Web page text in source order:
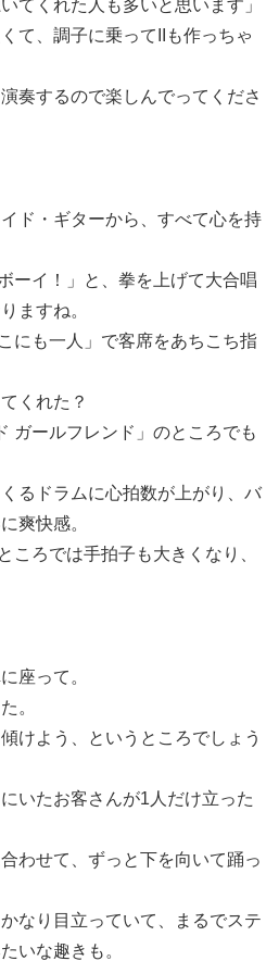
てくれた人も多いと思います」
て、調子に乗ってIIも作っちゃ
奏するので楽しんでってくださ
ド・ギターから、すべて心を持
ーイ！」と、拳を上げて大合唱
ますね。
にも一人」で客席をあちこち指
くれた？
ガールフレンド」のところでも
るドラムに心拍数が上がり、バ
爽快感。
ころでは手拍子も大きくなり、
座って。
。
けよう、というところでしょう
いたお客さんが1人だけ立った
わせて、ずっと下を向いて踊っ
なり目立っていて、まるでステ
いな趣きも。